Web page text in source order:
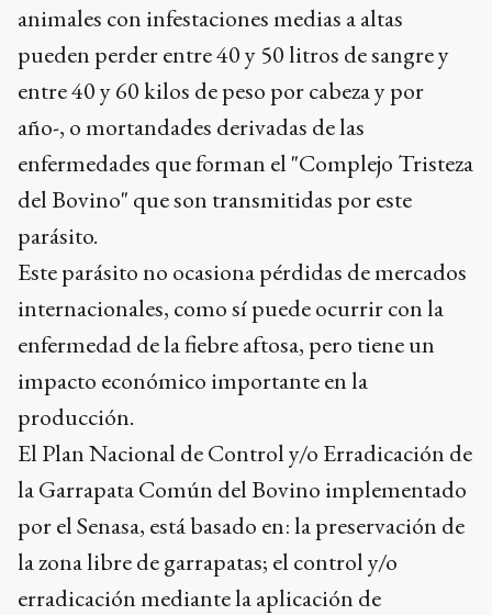
animales con infestaciones medias a altas
pueden perder entre 40 y 50 litros de sangre y
entre 40 y 60 kilos de peso por cabeza y por
año-, o mortandades derivadas de las
enfermedades que forman el "Complejo Tristeza
del Bovino" que son transmitidas por este
parásito.
Este parásito no ocasiona pérdidas de mercados
internacionales, como sí puede ocurrir con la
enfermedad de la fiebre aftosa, pero tiene un
impacto económico importante en la
producción.
El Plan Nacional de Control y/o Erradicación de
la Garrapata Común del Bovino implementado
por el Senasa, está basado en: la preservación de
la zona libre de garrapatas; el control y/o
erradicación mediante la aplicación de